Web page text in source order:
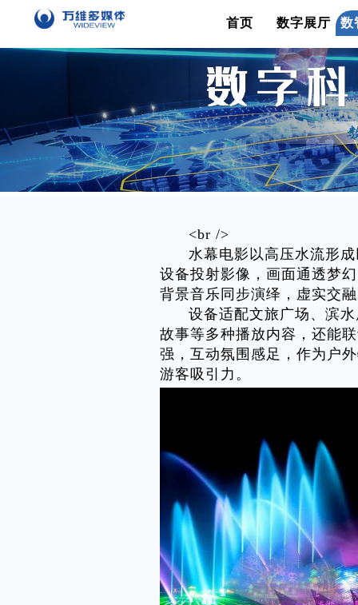
首页 数字展厅 数
<br />
水幕电影以高压水流形
设备投射影像，画面通透梦
背景音乐同步演绎，虚实交
设备适配文旅广场、滨
故事等多种播放内容，还能
强，互动氛围感足，作为户
游客吸引力。